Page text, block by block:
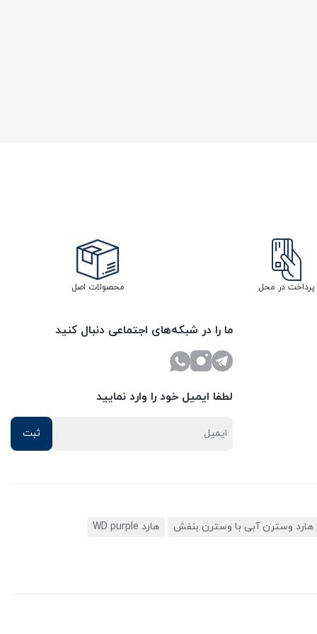
پرداخت در محل محصولات اصل
ما را در شبکه‌های اجتماعی دنبال کنید
لطفا ایمیل خود را وارد نمایید
هارد وسترن آبی با وسترن بنفش هارد WD purple